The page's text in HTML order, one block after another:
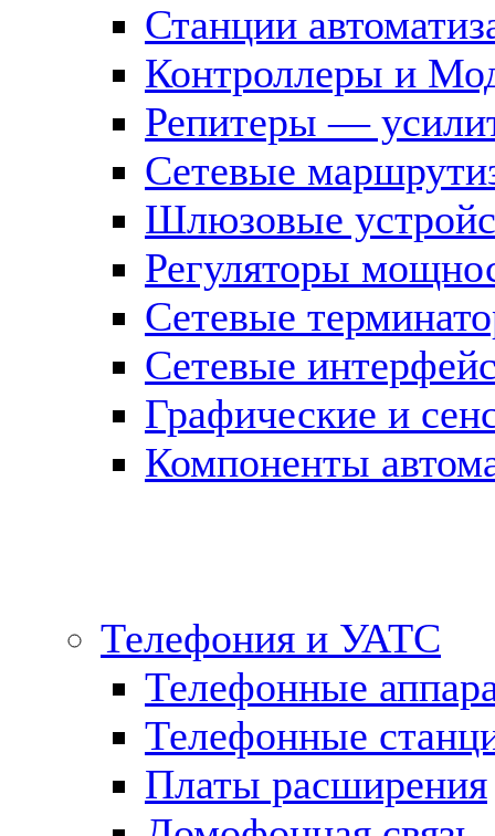
Станции
Контроллеры и
Репитеры —
Сетевые
Шлюзовые
Регуляторы
Сетевые
Сетевые
Графические и
Компоненты
Телефония и УАТС
Телефонные
Телефонные
Платы расширения